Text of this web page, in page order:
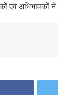
एवं अभिभावकों